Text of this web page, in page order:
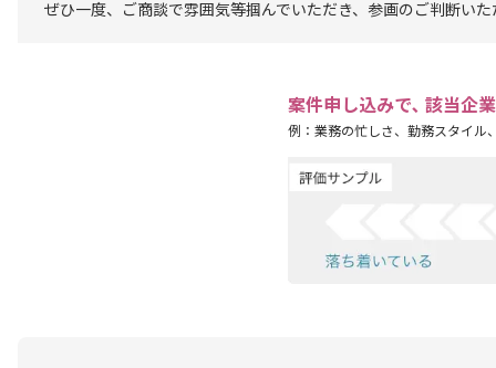
ぜひ一度、ご商談で雰囲気等掴んでいただき、参画のご判断い
案件申し込みで､ 該当企
例：業務の忙しさ、勤務スタイル